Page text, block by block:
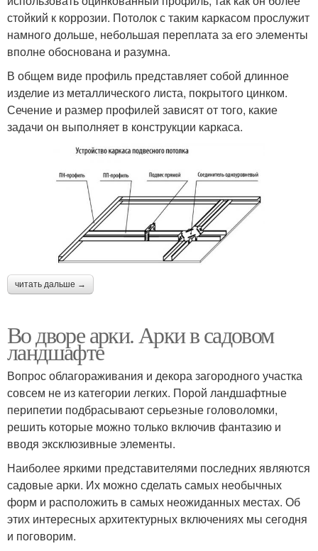
стойкий к коррозии. Потолок с таким каркасом прослужит
намного дольше, небольшая переплата за его элементы
вполне обоснована и разумна.
В общем виде профиль представляет собой длинное
изделие из металлического листа, покрытого цинком.
Сечение и размер профилей зависят от того, какие
задачи он выполняет в конструкции каркаса.
читать дальше →
Во дворе арки. Арки в садовом
ландшафте
Вопрос облагораживания и декора загородного участка
совсем не из категории легких. Порой ландшафтные
перипетии подбрасывают серьезные головоломки,
решить которые можно только включив фантазию и
вводя эксклюзивные элементы.
Наиболее яркими представителями последних являются
садовые арки. Их можно сделать самых необычных
форм и расположить в самых неожиданных местах. Об
этих интересных архитектурных включениях мы сегодня
и поговорим.